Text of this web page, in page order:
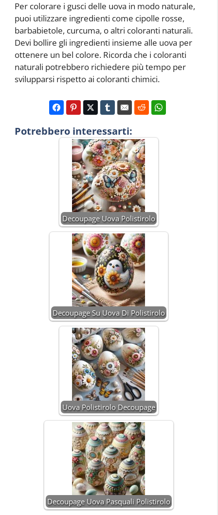
Per colorare i gusci delle uova in modo naturale,
puoi utilizzare ingredienti come cipolle rosse,
barbabietole, curcuma, o altri coloranti naturali.
Devi bollire gli ingredienti insieme alle uova per
ottenere un bel colore. Ricorda che i coloranti
naturali potrebbero richiedere più tempo per
svilupparsi rispetto ai coloranti chimici.
Potrebbero interessarti:
Decoupage Uova Polistirolo
Decoupage Su Uova Di Polistirolo
Uova Polistirolo Decoupage
Decoupage Uova Pasquali Polistirolo